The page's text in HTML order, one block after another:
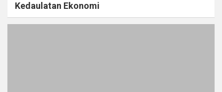
Kedaulatan Ekonomi